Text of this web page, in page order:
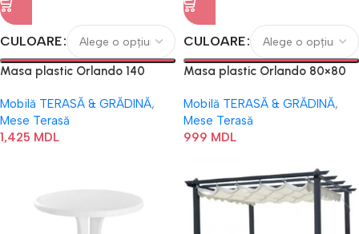
CULOARE
Masa plastic Orlando 140
Mobilă TERASĂ & GRĂDINĂ,
Mese Terasă
1,425 MDL
CULOARE
Masa plastic Orlando 80×80
Mobilă TERASĂ & GRĂDINĂ,
Mese Terasă
999 MDL